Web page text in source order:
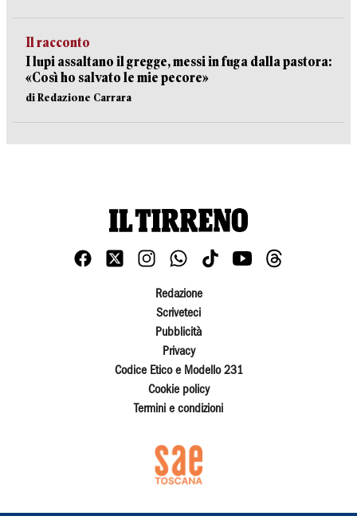
Il racconto
I lupi assaltano il gregge, messi in fuga dalla pastora:
«Così ho salvato le mie pecore»
di Redazione Carrara
Redazione
Scriveteci
Pubblicità
Privacy
Codice Etico e Modello 231
Cookie policy
Termini e condizioni